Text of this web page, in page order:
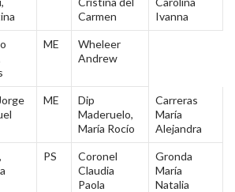
Carmen
Ivanna
ME
Wheleer
Andrew
ME
Dip
Maderuelo,
María Rocío
Carreras
María
Alejandra
PS
Coronel
Claudia
Paola
Gronda
María
Natalia